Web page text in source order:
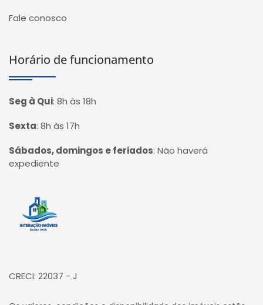
Fale conosco
Horário de funcionamento
Seg à Qui: 8h às 18h
Sexta: 8h às 17h
Sábados, domingos e feriados: Não haverá
expediente
Página inicial
CRECI: 22037 - J